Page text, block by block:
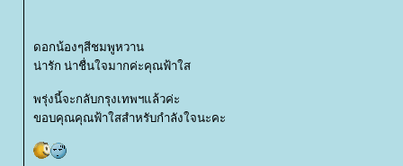
ดอกน้องๆสีชมพูหวาน
น่ารัก น่าชื่นใจมากค่ะคุณฟ้าใส
พรุ่งนี้จะกลับกรุงเทพฯแล้วค่ะ
ขอบคุณคุณฟ้าใสสำหรับกำลังใจนะคะ